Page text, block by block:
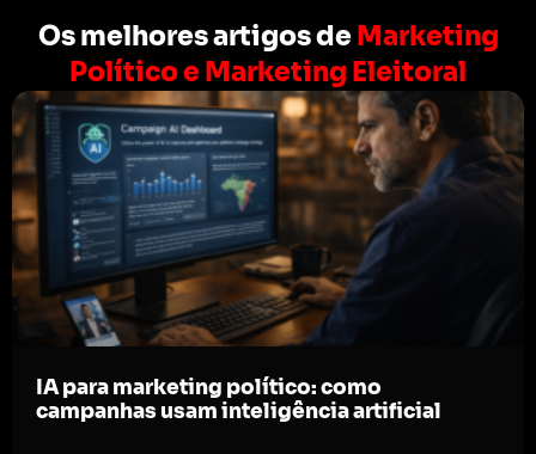
Os melhores artigos deMarketing
Político e Marketing Eleitoral
IA para marketing político: como
campanhas usam inteligência artificial